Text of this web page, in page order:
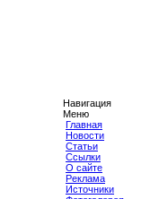
Навигация
Меню
Главная
Новости
Статьи
Ссылки
О сайте
Реклама
Источники